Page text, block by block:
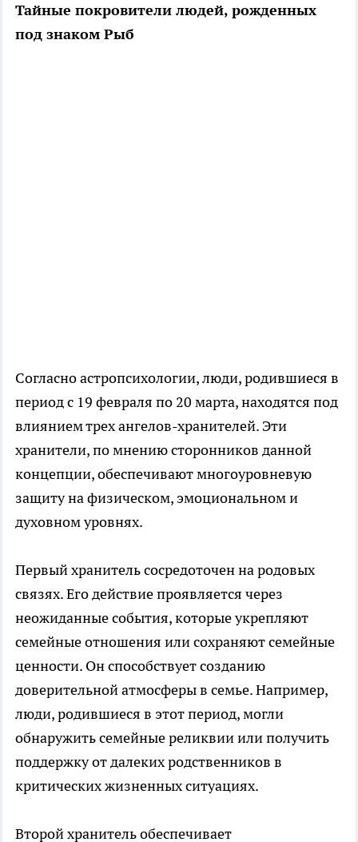
Тайные покровители людей, рожденных
под знаком Рыб
Согласно астропсихологии, люди, родившиеся в
период с 19 февраля по 20 марта, находятся под
влиянием трех ангелов-хранителей. Эти
хранители, по мнению сторонников данной
концепции, обеспечивают многоуровневую
защиту на физическом, эмоциональном и
духовном уровнях.
Первый хранитель сосредоточен на родовых
связях. Его действие проявляется через
неожиданные события, которые укрепляют
семейные отношения или сохраняют семейные
ценности. Он способствует созданию
доверительной атмосферы в семье. Например,
люди, родившиеся в этот период, могли
обнаружить семейные реликвии или получить
поддержку от далеких родственников в
критических жизненных ситуациях.
Второй хранитель обеспечивает